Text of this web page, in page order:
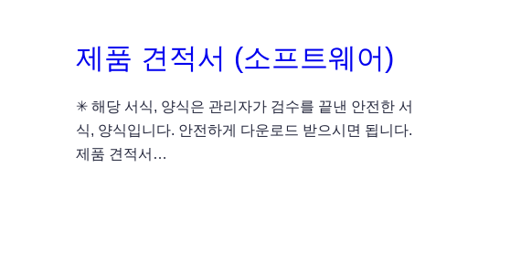
제품 견적서 (소프트웨어)
✳ 해당 서식, 양식은 관리자가 검수를 끝낸 안전한 서
식, 양식입니다. 안전하게 다운로드 받으시면 됩니다.
제품 견적서…